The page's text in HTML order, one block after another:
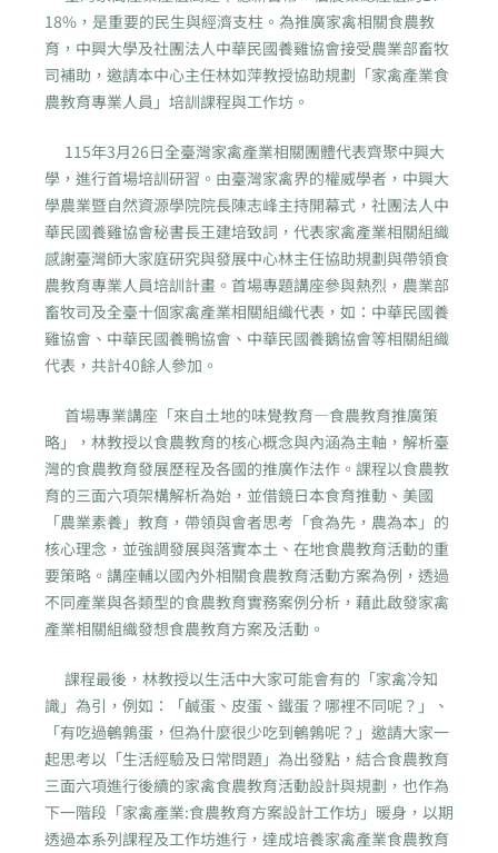
18%，是重要的民生與經濟支柱。為推廣家禽相關食農教
育，中興大學及社團法人中華民國養雞協會接受農業部畜牧
司補助，邀請本中心主任林如萍教授協助規劃「家禽產業食
農教育專業人員」培訓課程與工作坊。
115年3月26日全臺灣家禽產業相關團體代表齊聚中興大
學，進行首場培訓研習。由臺灣家禽界的權威學者，中興大
學農業暨自然資源學院院長陳志峰主持開幕式，社團法人中
華民國養雞協會秘書長王建培致詞，代表家禽產業相關組織
感謝臺灣師大家庭研究與發展中心林主任協助規劃與帶領食
農教育專業人員培訓計畫。首場專題講座參與熱烈，農業部
畜牧司及全臺十個家禽產業相關組織代表，如：中華民國養
雞協會、中華民國養鴨協會、中華民國養鵝協會等相關組織
代表，共計40餘人參加。
首場專業講座「來自土地的味覺教育—食農教育推廣策
略」，林教授以食農教育的核心概念與內涵為主軸，解析臺
灣的食農教育發展歷程及各國的推廣作法作。課程以食農教
育的三面六項架構解析為始，並借鏡日本食育推動、美國
「農業素養」教育，帶領與會者思考「食為先，農為本」的
核心理念，並強調發展與落實本土、在地食農教育活動的重
要策略。講座輔以國內外相關食農教育活動方案為例，透過
不同產業與各類型的食農教育實務案例分析，藉此啟發家禽
產業相關組織發想食農教育方案及活動。
課程最後，林教授以生活中大家可能會有的「家禽冷知
識」為引，例如：「鹹蛋、皮蛋、鐵蛋？哪裡不同呢？」、
「有吃過鵪鶉蛋，但為什麼很少吃到鵪鶉呢？」邀請大家一
起思考以「生活經驗及日常問題」為出發點，結合食農教育
三面六項進行後續的家禽食農教育活動設計與規劃，也作為
下一階段「家禽產業:食農教育方案設計工作坊」暖身，以期
透過本系列課程及工作坊進行，達成培養家禽產業食農教育